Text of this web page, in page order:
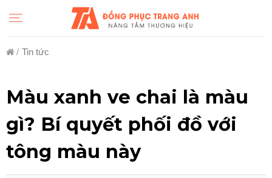
/ Tin tức
Màu xanh ve chai là màu
gì? Bí quyết phối đồ với
tông màu này